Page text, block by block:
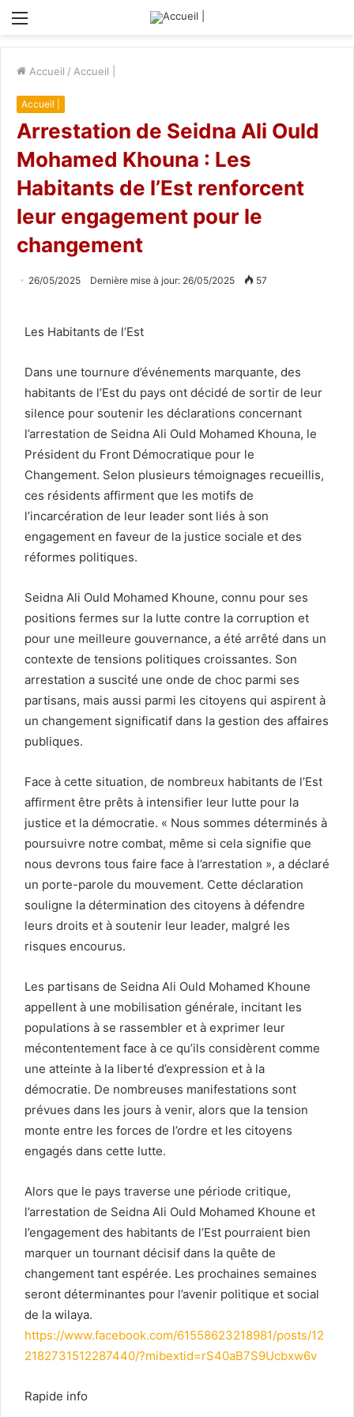
Menu
Accueil / Accueil |
Accueil |
Arrestation de Seidna Ali Ould
Mohamed Khouna : Les
Habitants de l’Est renforcent
leur engagement pour le
changement
26/05/2025 Dernière mise à jour: 26/05/2025 57
Les Habitants de l’Est
Dans une tournure d’événements marquante, des
habitants de l’Est du pays ont décidé de sortir de leur
silence pour soutenir les déclarations concernant
l’arrestation de Seidna Ali Ould Mohamed Khouna, le
Président du Front Démocratique pour le
Changement. Selon plusieurs témoignages recueillis,
ces résidents affirment que les motifs de
l’incarcération de leur leader sont liés à son
engagement en faveur de la justice sociale et des
réformes politiques.
Seidna Ali Ould Mohamed Khoune, connu pour ses
positions fermes sur la lutte contre la corruption et
pour une meilleure gouvernance, a été arrêté dans un
contexte de tensions politiques croissantes. Son
arrestation a suscité une onde de choc parmi ses
partisans, mais aussi parmi les citoyens qui aspirent à
un changement significatif dans la gestion des affaires
publiques.
Face à cette situation, de nombreux habitants de l’Est
affirment être prêts à intensifier leur lutte pour la
justice et la démocratie. « Nous sommes déterminés à
poursuivre notre combat, même si cela signifie que
nous devrons tous faire face à l’arrestation », a déclaré
un porte-parole du mouvement. Cette déclaration
souligne la détermination des citoyens à défendre
leurs droits et à soutenir leur leader, malgré les
risques encourus.
Les partisans de Seidna Ali Ould Mohamed Khoune
appellent à une mobilisation générale, incitant les
populations à se rassembler et à exprimer leur
mécontentement face à ce qu’ils considèrent comme
une atteinte à la liberté d’expression et à la
démocratie. De nombreuses manifestations sont
prévues dans les jours à venir, alors que la tension
monte entre les forces de l’ordre et les citoyens
engagés dans cette lutte.
Alors que le pays traverse une période critique,
l’arrestation de Seidna Ali Ould Mohamed Khoune et
l’engagement des habitants de l’Est pourraient bien
marquer un tournant décisif dans la quête de
changement tant espérée. Les prochaines semaines
seront déterminantes pour l’avenir politique et social
de la wilaya.
https://www.facebook.com/61558623218981/posts/12
2182731512287440/?mibextid=rS40aB7S9Ucbxw6v
Rapide info